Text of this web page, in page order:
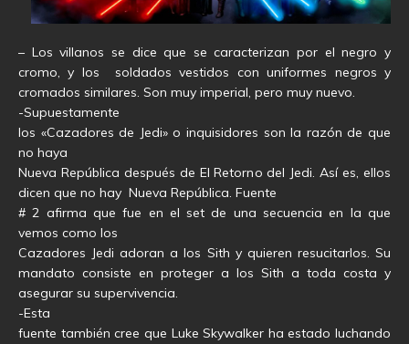
– Los villanos se dice que se caracterizan por el negro y
cromo, y los soldados vestidos con uniformes negros y
cromados similares. Son muy imperial, pero muy nuevo.
-Supuestamente
los «Cazadores de Jedi» o inquisidores son la razón de que
no haya
Nueva República después de El Retorno del Jedi. Así es, ellos
dicen que no hay Nueva República. Fuente
# 2 afirma que fue en el set de una secuencia en la que
vemos como los
Cazadores Jedi adoran a los Sith y quieren resucitarlos. Su
mandato consiste en proteger a los Sith a toda costa y
asegurar su supervivencia.
-Esta
fuente también cree que Luke Skywalker ha estado luchando